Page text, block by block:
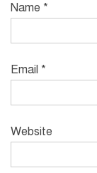
Name *
Email *
Website